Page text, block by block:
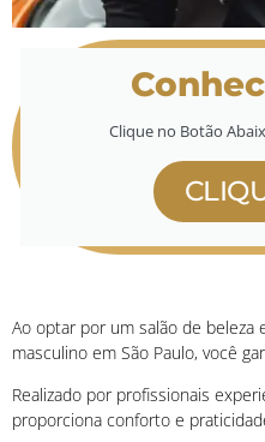
Clique no Botão
Ao optar por um salão de beleza
masculino em São Paulo, você
Realizado por profissionais
proporciona conforto e